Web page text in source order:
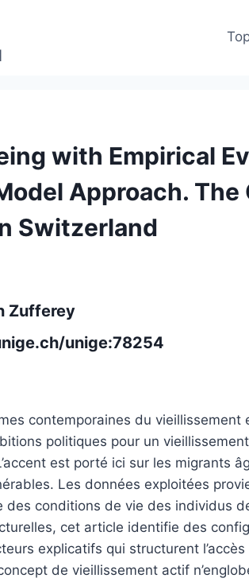
with Empirical
Approach. The
Switzerland
Zufferey
unige:78254
contemporaines du vieillissement
politiques pour un
est porté ici sur les migrants
Les données exploitées
des conditions de vie des individus
cet article identifie des
explicatifs qui structurent l’accès
de vieillissement actif